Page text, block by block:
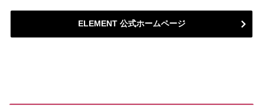
ELEMENT 公式ホームページ